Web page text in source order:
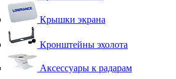
Крышки экрана
Кронштейны эхолота
Аксессуары к радарам